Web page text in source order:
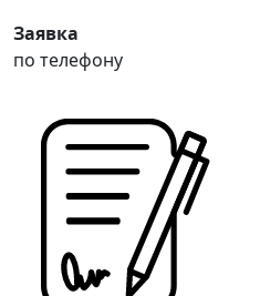
Заявка
по телефону